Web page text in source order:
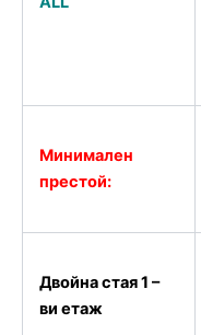
Минимален
престой:
Двойна стая 1 –
ви етаж